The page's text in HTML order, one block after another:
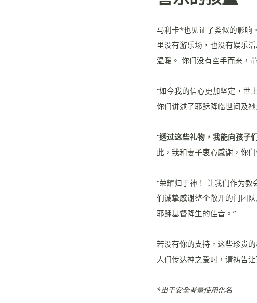
马利卡*也见证了类似的影响
里没有游乐场，也没有娱乐
温暖。 你们没有空手而来，
“如今我的信心更加坚定，世
你们讲述了耶稣降临世间及
“透过这些礼物，我能向孩子
此，我和妻子衷心感谢，你
“荣耀归于神！ 让我们作为
们诚挚感谢整个敞开的门团
耶稣基督降生的佳音。”
若没有你的支持，这些珍贵
人们传达神之爱时，请祷告
*出于安全考量使用化名